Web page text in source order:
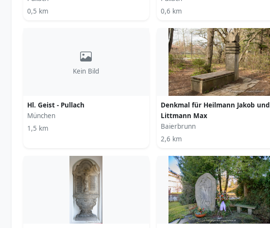
0,5 km
0,6 km
Kein Bild
Hl. Geist - Pullach
München
1,5 km
Denkmal für Heilmann Jakob und
Littmann Max
Baierbrunn
2,6 km